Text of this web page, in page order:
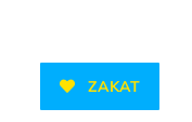
ZAKAT